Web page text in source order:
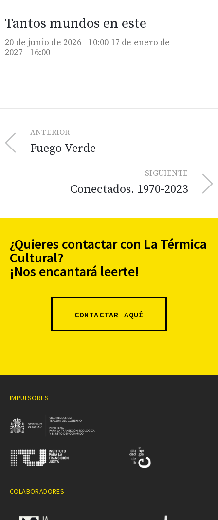
Tantos mundos en este
20 de junio de 2026 - 10:00 17 de enero de
2027 - 16:00
ANTERIOR
Fuego Verde
SIGUIENTE
Conectados. 1970-2023
¿Quieres contactar con La Térmica
Cultural?
¡Nos encantará leerte!
CONTACTAR AQUÍ
IMPULSORES
COLABORADORES